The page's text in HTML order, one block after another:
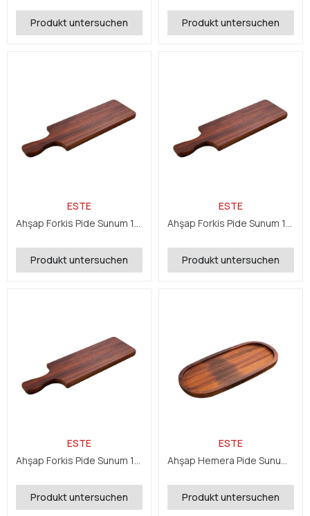
Produkt untersuchen Produkt untersuchen
ESTE
Ahşap Forkis Pide Sunum 15x50x2,4 cm
Produkt untersuchen
ESTE
Ahşap Forkis Pide Sunum 15x60x2,4 cm
Produkt untersuchen
ESTE
Ahşap Forkis Pide Sunum 15x65x2,4 cm
Produkt untersuchen
ESTE
Ahşap Hemera Pide Sunum 16x35x2,4 cm
Produkt untersuchen